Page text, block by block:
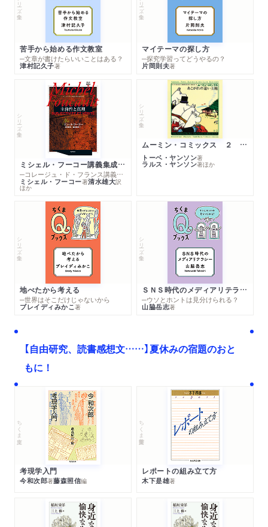
苦手から始める作文教室
─文章が書けたらいいことはある？
津村記久子著
マイテーマの探し方
─探究学習ってどうやるの？
片岡則夫著
シリーズ・全集
ミシェル・フーコー講義集成１０ 主体性と真理
─コレージュ・ド・フランス講義１９８０－１９８１年度
ミシェル・フーコー著清水雄大訳
ほか
シリーズ・全集
ムーミン・コミックス ２ あこがれの遠い土地
トーベ・ヤンソン著
ラルス・ヤンソン著ほか
シリーズ・全集
地べたから考える
─世界はそこだけじゃないから
ブレイディみかこ著
シリーズ・全集
ＳＮＳ時代のメディアリテラシー
─ウソとホントは見分けられる？
山脇岳志著
【自由研究、読書感想文……】夏休みの宿題のおと
もに！
ちくま文庫
考現学入門
今和次郎著藤森照信編
ちくま学芸文庫
レポートの組み立て方
木下是雄著